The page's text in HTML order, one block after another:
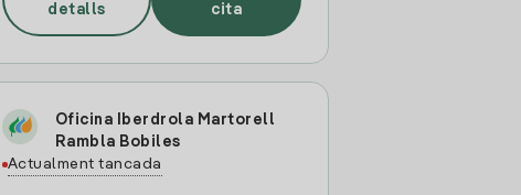
detalls
cita
Oficina Iberdrola Martorell
Rambla Bobiles
Actualment tancada